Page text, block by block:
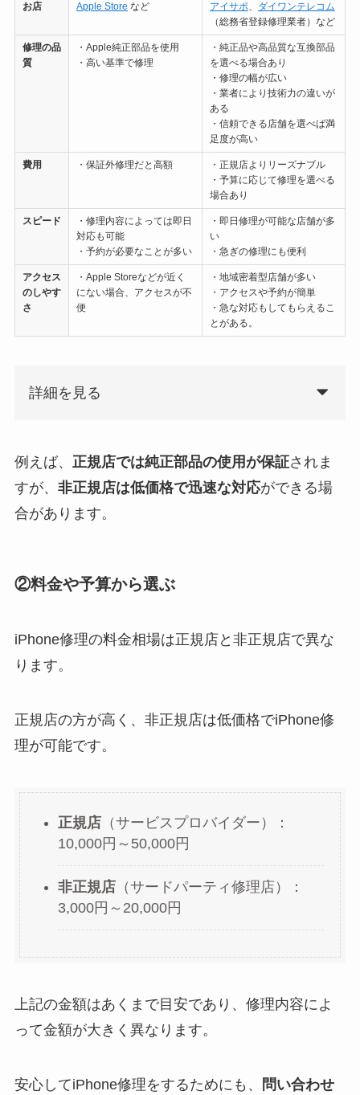
お店 Apple Store など アイサポ、 ダイワンテレコム
（総務省登録修理業者）など
修理の品
質
・Apple純正部品を使用
・高い基準で修理
・純正品や高品質な互換部品
を選べる場合あり
・修理の幅が広い
・業者により技術力の違いが
ある
・信頼できる店舗を選べば満
足度が高い
費用 ・保証外修理だと高額
・正規店よりリーズナブル
・予算に応じて修理を選べる
場合あり
スピード
・修理内容によっては即日
対応も可能
・予約が必要なことが多い
・即日修理が可能な店舗が多
い
・急ぎの修理にも便利
アクセス
のしやす
さ
・Apple Storeなどが近く
にない場合、アクセスが不
便
・地域密着型店舗が多い
・アクセスや予約が簡単
・急な対応もしてもらえるこ
とがある。
詳細を見る
例えば、 正規店では純正部品の使用が保証されま
すが、 非正規店は低価格で迅速な対応ができる場
合があります。
②料金や予算から選ぶ
iPhone修理の料金相場は正規店と非正規店で異な
ります。
正規店の方が高く、非正規店は低価格でiPhone修
理が可能です。
正規店（サービスプロバイダー）：
10,000円～50,000円
非正規店（サードパーティ修理店）：
3,000円～20,000円
上記の金額はあくまで目安であり、修理内容によ
って金額が大きく異なります。
安心してiPhone修理をするためにも、
問い合わせ